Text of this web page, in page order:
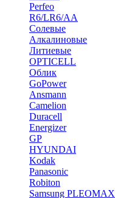
Perfeo
R6/LR6/AA
Солевые
Алкалиновые
Литиевые
OPTICELL
Облик
GoPower
Ansmann
Camelion
Duracell
Energizer
GP
HYUNDAI
Kodak
Panasonic
Robiton
Samsung PLEOMAX